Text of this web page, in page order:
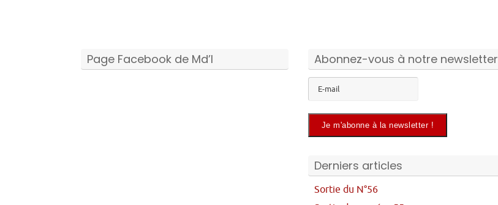
Page Facebook de Md’I Abonnez-vous à notre newsletter
Derniers articles
Sortie du N°56